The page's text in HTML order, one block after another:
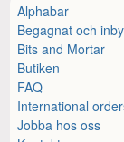
Alphabar
Begagnat och
Bits and Mortar
Butiken
FAQ
International
Jobba hos oss